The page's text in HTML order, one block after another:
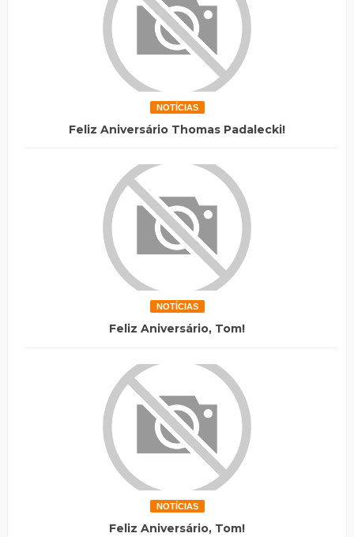
NOTÍCIAS
Feliz Aniversário Thomas Padalecki!
NOTÍCIAS
Feliz Aniversário, Tom!
NOTÍCIAS
Feliz Aniversário, Tom!